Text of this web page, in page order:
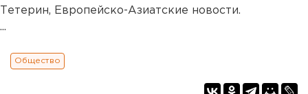
Тетерин, Европейско-Азиатские новости.
...
Общество